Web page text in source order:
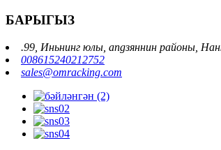
БАРЫГЫЗ
.99, Иньнинг юлы, angзяннин районы,
008615240212752
sales@omracking.com